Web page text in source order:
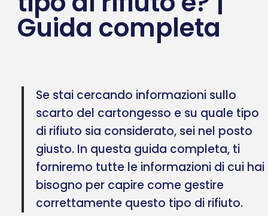
Guida completa
Se stai cercando informazioni sullo
scarto del cartongesso e su quale tipo
di rifiuto sia considerato, sei nel posto
giusto. In questa guida completa, ti
forniremo tutte le informazioni di cui hai
bisogno per capire come gestire
correttamente questo tipo di rifiuto.